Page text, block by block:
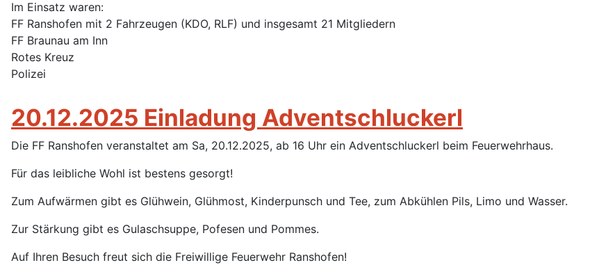
Im Einsatz waren:
FF Ranshofen mit 2 Fahrzeugen (KDO, RLF) und insgesamt 21 Mitgliedern
FF Braunau am Inn
Rotes Kreuz
Polizei
20.12.2025 Einladung Adventschluckerl
Die FF Ranshofen veranstaltet am Sa, 20.12.2025, ab 16 Uhr ein Adventschluckerl beim Feuerwehrhaus.
Für das leibliche Wohl ist bestens gesorgt!
Zum Aufwärmen gibt es Glühwein, Glühmost, Kinderpunsch und Tee, zum Abkühlen Pils, Limo und Wasser.
Zur Stärkung gibt es Gulaschsuppe, Pofesen und Pommes.
Auf Ihren Besuch freut sich die Freiwillige Feuerwehr Ranshofen!